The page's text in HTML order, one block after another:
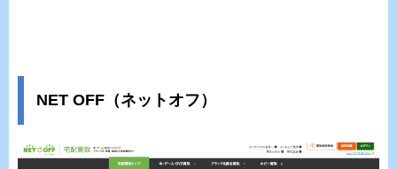
NET OFF（ネットオフ）